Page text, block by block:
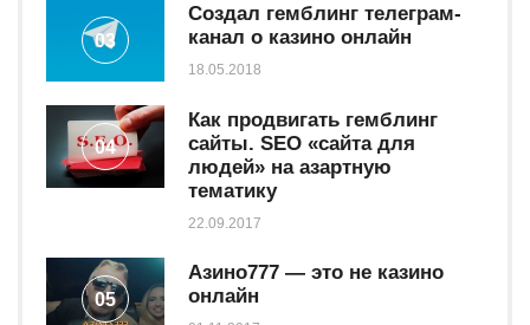
03
Создал гемблинг телеграм-
канал о казино онлайн
18.05.2018
04
Как продвигать гемблинг
сайты. SEO «сайта для
людей» на азартную
тематику
22.09.2017
05
Азино777 — это не казино
онлайн